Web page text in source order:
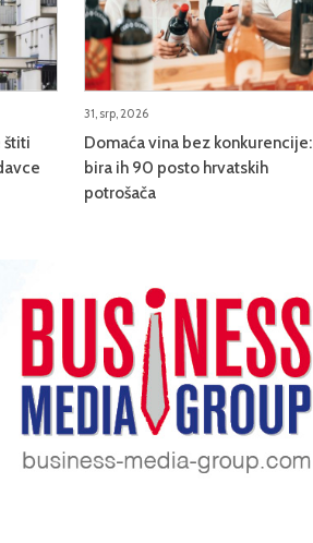
štiti
31, srp, 2026
Domaća vina bez konkurencije:
bira ih 90 posto hrvatskih
potrošača